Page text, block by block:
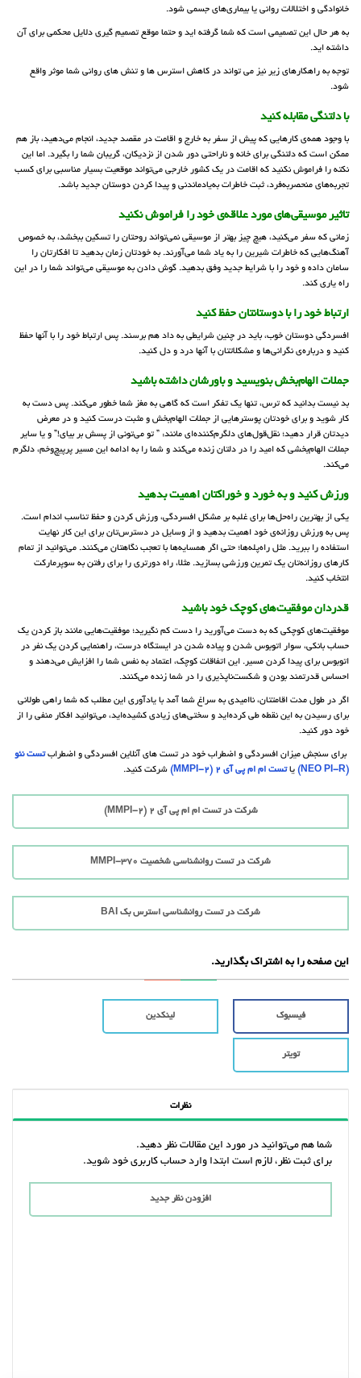
خانوادگی و اختلالات روانی یا بیماری‌های جسمی شود.
به هر حال این تصمیمی است که شما گرفته اید و حتما موقع تصمیم گیری دلایل محکمی برای آن
داشته اید.
توجه به راهکارهای زیر نیز می تواند در کاهش استرس ها و تنش های روانی شما موثر واقع
شود.
با دلتنگی مقابله کنید
با وجود همه‌ی کارهایی که پیش از سفر به خارج و اقامت در مقصد جدید، انجام می‌دهید، باز هم
ممکن است که دلتنگی برای خانه و ناراحتی دور شدن از نزدیکان، گریبان شما را بگیرد. اما این
نکته را فراموش نکنید که اقامت در یک کشور خارجی می‌تواند موقعیت بسیار مناسبی برای کسب
تجربه‌های منحصر‌به‌فرد، ثبت خاطرات به‌یادماندنی و پیدا کردن دوستان جدید باشد.
تاثیر موسیقی‌های مورد علاقه‌ی خود را فراموش نکنید
زمانی که سفر می‌کنید، هیچ چیز بهتر از موسیقی نمی‌تواند روحتان را تسکین ببخشد، به خصوص
آهنگ‌هایی که خاطرات شیرین را به یاد شما می‌آورند. به خودتان زمان بدهید تا افکارتان را
سامان داده و خود را با شرایط جدید وفق بدهید. گوش دادن به موسیقی می‌تواند شما را در این
راه یاری کند.
ارتباط خود را با دوستانتان حفظ کنید
افسردگی دوستان خوب، باید در چنین شرایطی به داد هم برسند. پس ارتباط خود را با آنها حفظ
کنید و درباره‌ی نگرانی‌ها و مشکلاتتان با آنها درد و دل کنید.
جملات الهام‌بخش بنویسید و باورشان داشته باشید
بد نیست بدانید که ترس، تنها یک تفکر است که گاهی به مغز شما خطور می‌کند. پس دست به
کار شوید و برای خودتان پوستر‌هایی از جملات الهام‌بخش و مثبت درست کنید و در معرض
دیدتان قرار دهید؛ نقل‌قول‌های دلگرم‌کننده‌ای مانند: ” تو می‌تونی از پسش بر بیای!” و یا سایر
جملات الهام‌بخشی که امید را در دلتان زنده می‌کند و شما را به ادامه‌ این مسیر پر‌پیچ‌و‌خم، دلگرم
می‌کند.
ورزش کنید و به خورد و خوراکتان اهمیت بدهید
یکی از بهترین راه‌حل‌ها برای غلبه بر مشکل افسردگی، ورزش کردن و حفظ تناسب اندام است.
پس به ورزش روزانه‌ی خود اهمیت بدهید و از وسایل در دسترس‌تان برای این کار نهایت
استفاده را ببرید. مثل راه‌پله‌ها؛ حتی اگر همسایه‌ها با تعجب نگاهتان می‌کنند. می‌توانید از تمام
کارهای روزانه‌تان یک تمرین ورزشی بسازید. مثلا، راه دورتری را برای رفتن به سوپرمارکت
انتخاب کنید.
قدردان موفقیت‌های کوچک خود باشید
موفقیت‌های کوچکی که به دست می‌آورید را دست کم نگیرید؛ موفقیت‌هایی مانند باز کردن یک
حساب بانکی، سوار اتوبوس شدن و پیاده شدن در ایستگاه درست، راهنمایی کردن یک نفر در
اتوبوس برای پیدا کردن مسیر. این اتفاقات کوچک، اعتماد به نفس شما را افزایش می‌دهند و
احساس قدرتمند بودن و شکست‌ناپذیری را در شما زنده می‌کنند.
اگر در طول مدت اقامتتان، ناامیدی به سراغ شما آمد با یادآوری این مطلب که شما راهی طولانی
برای رسیدن به این نقطه طی کرده‌اید و سختی‌های زیادی کشیده‌اید، می‌توانید افکار منفی را از
خود دور کنید.
برای سنجش میزان افسردگی و اضطراب خود در تست های آنلاین افسردگی و اضطرابتست نئو
(NEO PI-R)
یاتست ام ام پی آی 2 (MMPI-2) شرکت کنید.
شرکت در تست ام ام پی آی 2 (MMPI-2)
شرکت در تست روانشناسی شخصیت MMPI-370
شرکت در تست روانشناسی استرس بک BAI
این صفحه را به اشتراک بگذارید.
فیسبوک لینکدین
تویتر
نظرات
شما هم می‌توانید در مورد این مقالات نظر دهید.
برای ثبت نظر، لازم است ابتدا وارد حساب کاربری خود شوید.
افزودن نظر جدید